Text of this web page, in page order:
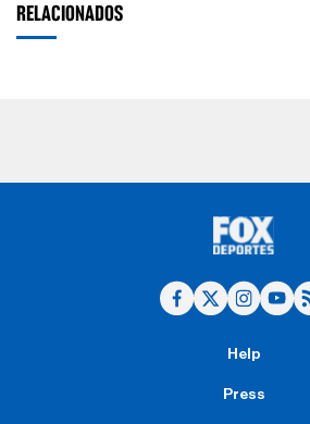
RELACIONADOS
Help
Press